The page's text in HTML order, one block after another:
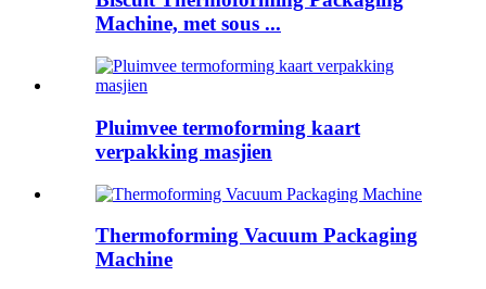
Machine, met sous ...
Pluimvee termoforming kaart
verpakking masjien
Thermoforming Vacuum Packaging
Machine